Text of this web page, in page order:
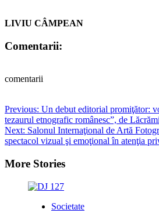
LIVIU CÂMPEAN
Comentarii:
comentarii
Post
navigation
Previous: Un debut editorial promiţător:
tezaurul etnografic românesc”, de
Next: Salonul Internaţional de Artă
spectacol vizual şi emoţional în atenţia
More Stories
Societate